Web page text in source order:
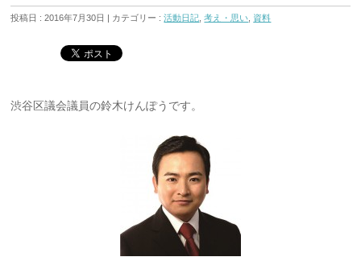
投稿日 : 2016年7月30日 | カテゴリー :活動日記 ,考え・思い 資料
渋谷区議会議員の鈴木けんぽうです。